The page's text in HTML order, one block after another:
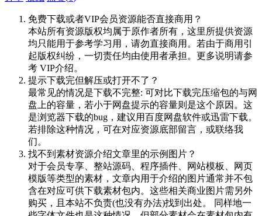
免费下载或者VIP会员资源能否直接商用？
本站所有资源版权均属于原作者所有，这里所提供资源
均只能用于参考学习用，请勿直接商用。若由于商用引
起版权纠纷，一切责任均由使用者承担。更多说明请参
考 VIP介绍。
提示下载完但解压或打开不了？
最常见的情况是下载不完整: 可对比下载完压缩包的与网
盘上的容量，若小于网盘提示的容量则是这个原因。这
是浏览器下载的bug，建议用百度网盘软件或迅雷下载。
若排除这种情况，可在对应资源底部留言，或联络我
们。
找不到素材资源介绍文章里的示例图片？
对于会员专享、整站源码、程序插件、网站模板、网页
模版等类型的素材，文章内用于介绍的图片通常并不包
含在对应可供下载素材包内。这些相关商业图片需另外
购买，且本站不负责(也没有办法)找到出处。 同样地一